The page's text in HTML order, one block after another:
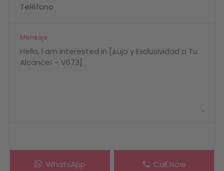
Mensaje
WhatsApp Call Now